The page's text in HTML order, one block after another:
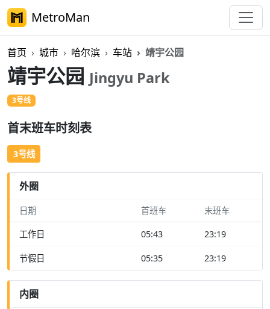
MetroMan
首页 城市 哈尔滨 车站 靖宇公园
靖宇公园 Jingyu Park
3号线
首末班车时刻表
3号线
外圈
日期 首班车 末班车
工作日 05:43 23:19
节假日 05:35 23:19
内圈